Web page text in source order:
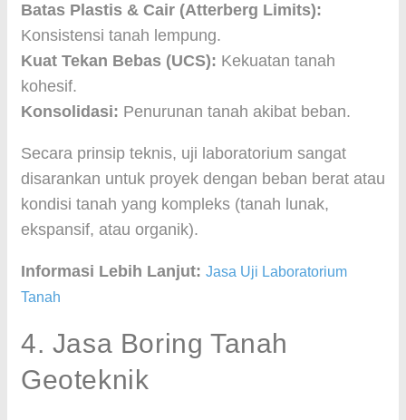
Batas Plastis & Cair (Atterberg Limits):
Konsistensi tanah lempung.
Kuat Tekan Bebas (UCS): Kekuatan tanah
kohesif.
Konsolidasi: Penurunan tanah akibat beban.
Secara prinsip teknis, uji laboratorium sangat
disarankan untuk proyek dengan beban berat atau
kondisi tanah yang kompleks (tanah lunak,
ekspansif, atau organik).
Informasi Lebih Lanjut: Jasa Uji Laboratorium
Tanah
4. Jasa Boring Tanah
Geoteknik